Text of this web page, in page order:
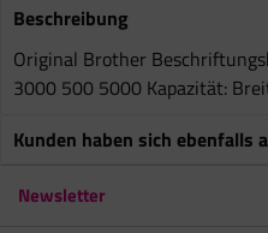
Beschreibung
Original Brother
3000 500 5000 Kapazität:
Kunden haben sich ebenfalls
Newsletter